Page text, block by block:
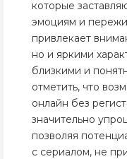
которые
эмоциям и
привлекает
но и яркими
близкими и
отметить, что
онлайн без
значительно
позволяя
с сериалом, не